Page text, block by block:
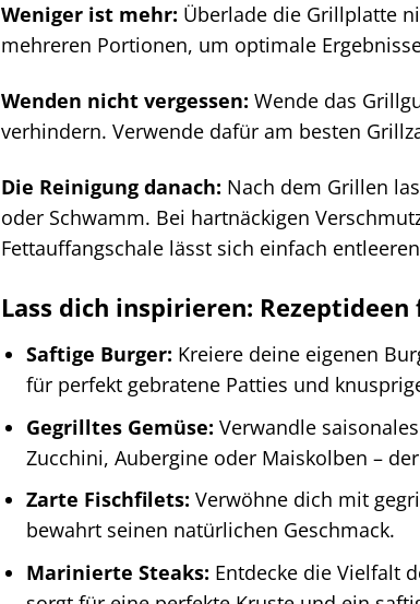
Weniger ist mehr: Überlade die Grillplatte
mehreren Portionen, um optimale
Wenden nicht vergessen: Wende das
verhindern. Verwende dafür am besten
Die Reinigung danach: Nach dem Grillen
oder Schwamm. Bei hartnäckigen
Fettauffangschale lässt sich einfach
Lass dich inspirieren: Rezeptideen
Saftige Burger: Kreiere deine eigenen
für perfekt gebratene Patties und
Gegrilltes Gemüse: Verwandle
Zucchini, Aubergine oder Maiskolben –
Zarte Fischfilets: Verwöhne dich mit
bewahrt seinen natürlichen Geschmack.
Marinierte Steaks: Entdecke die Vielfalt